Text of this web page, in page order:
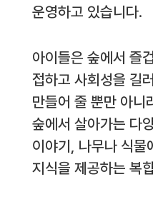
운영하고 있습니다.
아이들은 숲에서 즐
접하고 사회성을 길
만들어 줄 뿐만 아니
숲에서 살아가는 다
이야기, 나무나 식물
지식을 제공하는 복